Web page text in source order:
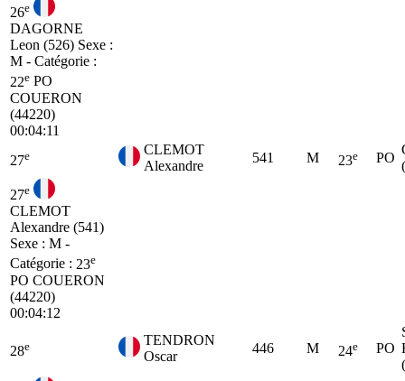
26e
DAGORNE
Leon (526) Sexe :
M - Catégorie :
22e PO
COUERON
(44220)
00:04:11
27e
CLEMOT
Alexandre
541 M 23e PO
27e
CLEMOT
Alexandre (541)
Sexe : M -
Catégorie : 23e
PO COUERON
(44220)
00:04:12
28e
TENDRON
Oscar
446 M 24e PO